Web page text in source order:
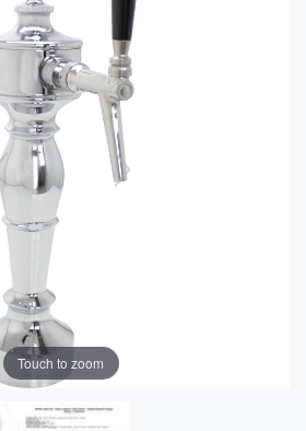
Touch to zoom